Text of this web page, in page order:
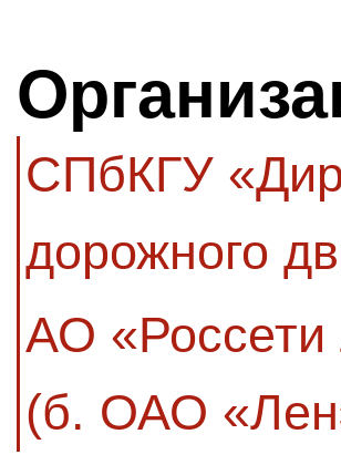
СПбКГУ
дорожного
АО «Россети
(б. ОАО